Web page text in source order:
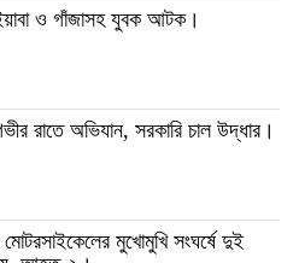
ও গাঁজাসহ যুবক আটক।
রাতে অভিযান, সরকারি চাল উদ্ধার।
মোটরসাইকেলের মুখোমুখি সংঘর্ষে দুই